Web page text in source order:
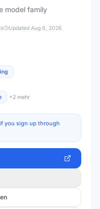
model family
Updated Aug 6, 2026
+2 mehr
you sign up through